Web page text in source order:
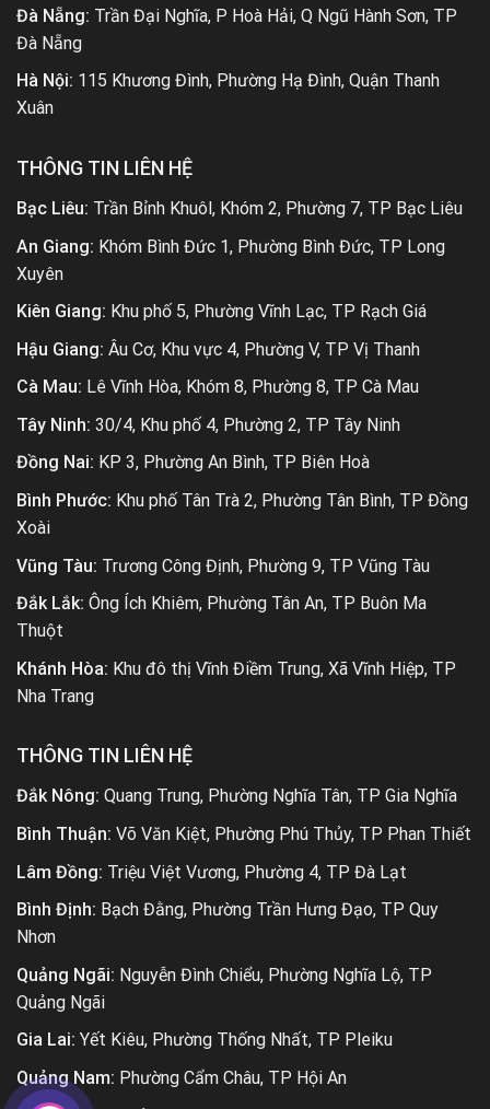
Đà Nẵng: Trần Đại Nghĩa, P Hoà Hải, Q Ngũ Hành Sơn, TP
Đà Nẵng
Hà Nội: 115 Khương Đình, Phường Hạ Đình, Quận Thanh
Xuân
THÔNG TIN LIÊN HỆ
Bạc Liêu: Trần Bỉnh Khuôl, Khóm 2, Phường 7, TP Bạc Liêu
An Giang: Khóm Bình Đức 1, Phường Bình Đức, TP Long
Xuyên
Kiên Giang: Khu phố 5, Phường Vĩnh Lạc, TP Rạch Giá
Hậu Giang: Âu Cơ, Khu vực 4, Phường V, TP Vị Thanh
Cà Mau: Lê Vĩnh Hòa, Khóm 8, Phường 8, TP Cà Mau
Tây Ninh: 30/4, Khu phố 4, Phường 2, TP Tây Ninh
Đồng Nai: KP 3, Phường An Bình, TP Biên Hoà
Bình Phước: Khu phố Tân Trà 2, Phường Tân Bình, TP Đồng
Xoài
Vũng Tàu: Trương Công Định, Phường 9, TP Vũng Tàu
Đắk Lắk: Ông Ích Khiêm, Phường Tân An, TP Buôn Ma
Thuột
Khánh Hòa: Khu đô thị Vĩnh Điềm Trung, Xã Vĩnh Hiệp, TP
Nha Trang
THÔNG TIN LIÊN HỆ
Đắk Nông: Quang Trung, Phường Nghĩa Tân, TP Gia Nghĩa
Bình Thuận: Võ Văn Kiệt, Phường Phú Thủy, TP Phan Thiết
Lâm Đồng: Triệu Việt Vương, Phường 4, TP Đà Lạt
Bình Định: Bạch Đằng, Phường Trần Hưng Đạo, TP Quy
Nhơn
Quảng Ngãi: Nguyễn Đình Chiểu, Phường Nghĩa Lộ, TP
Quảng Ngãi
Gia Lai: Yết Kiêu, Phường Thống Nhất, TP Pleiku
Quảng Nam: Phường Cẩm Châu, TP Hội An